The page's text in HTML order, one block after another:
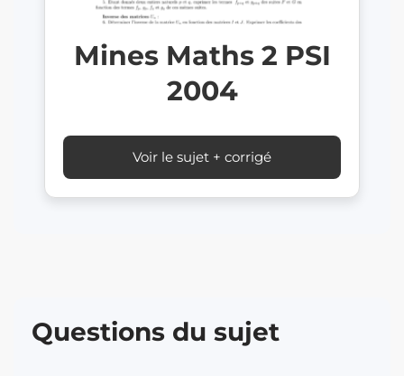
Mines Maths 2 PSI
2004
Voir le sujet + corrigé
Questions du sujet